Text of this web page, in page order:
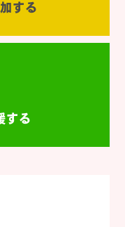
する
する